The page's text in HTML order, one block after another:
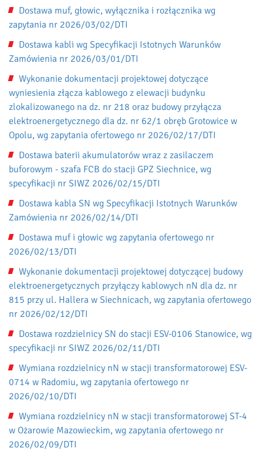
Dostawa muf, głowic, wyłącznika i rozłącznika wg
zapytania nr 2026/03/02/DTI
Dostawa kabli wg Specyfikacji Istotnych Warunków
Zamówienia nr 2026/03/01/DTI
Wykonanie dokumentacji projektowej dotyczące
wyniesienia złącza kablowego z elewacji budynku
zlokalizowanego na dz. nr 218 oraz budowy przyłącza
elektroenergetycznego dla dz. nr 62/1 obręb Grotowice w
Opolu, wg zapytania ofertowego nr 2026/02/17/DTI
Dostawa baterii akumulatorów wraz z zasilaczem
buforowym - szafa FCB do stacji GPZ Siechnice, wg
specyfikacji nr SIWZ 2026/02/15/DTI
Dostawa kabla SN wg Specyfikacji Istotnych Warunków
Zamówienia nr 2026/02/14/DTI
Dostawa muf i głowic wg zapytania ofertowego nr
2026/02/13/DTI
Wykonanie dokumentacji projektowej dotyczącej budowy
elektroenergetycznych przyłączy kablowych nN dla dz. nr
815 przy ul. Hallera w Siechnicach, wg zapytania ofertowego
nr 2026/02/12/DTI
Dostawa rozdzielnicy SN do stacji ESV-0106 Stanowice, wg
specyfikacji nr SIWZ 2026/02/11/DTI
Wymiana rozdzielnicy nN w stacji transformatorowej ESV-
0714 w Radomiu, wg zapytania ofertowego nr
2026/02/10/DTI
Wymiana rozdzielnicy nN w stacji transformatorowej ST-4
w Ożarowie Mazowieckim, wg zapytania ofertowego nr
2026/02/09/DTI